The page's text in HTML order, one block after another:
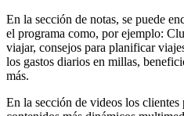
En la sección de notas, se puede
el programa como, por ejemplo:
viajar, consejos para planificar
los gastos diarios en millas,
más.
En la sección de videos los